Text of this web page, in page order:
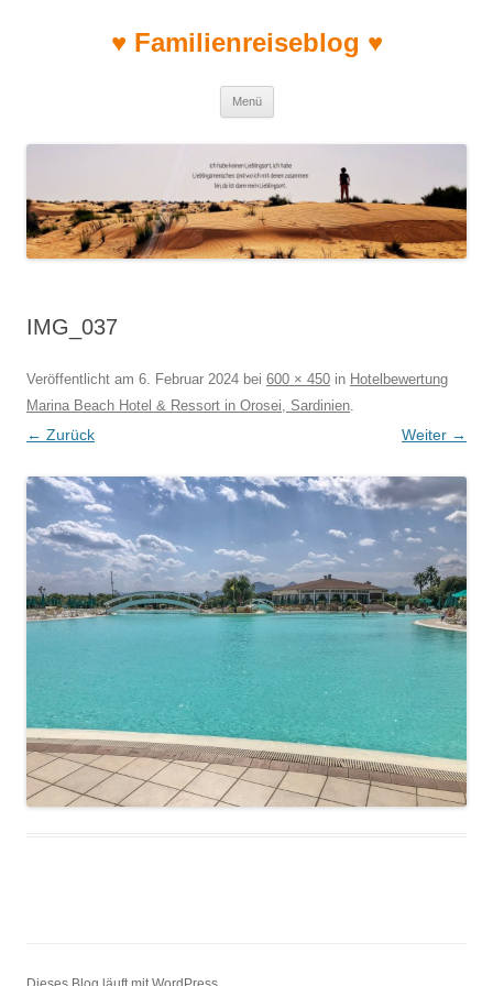
♥ Familienreiseblog ♥
Menü
IMG_037
Veröffentlicht am 6. Februar 2024 bei 600 × 450 in Hotelbewertung
Marina Beach Hotel & Ressort in Orosei, Sardinien.
← Zurück Weiter →